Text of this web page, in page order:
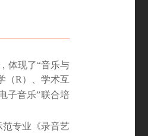
体现了“音乐与
（R）、学术互
子音乐”联合培
专业《录音艺